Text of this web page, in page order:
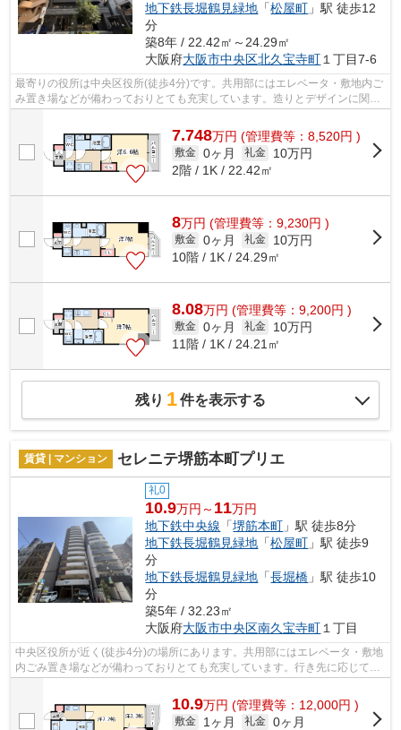
地下鉄長堀鶴見緑地 「松屋町 」駅 徒歩12
分
築8年 / 22.42㎡～24.29㎡
大阪府大阪市中央区北久宝寺町 １丁目7-6
最寄りの役所は中央区役所(徒歩4分)です。共用部にはエレベータ・敷地内ご
み置き場などが備わっておりとても充実しています。造りとデザインに関し
7.748万円 (管理費等：8,520円 )
敷金 0ヶ月 礼金
10万円
2階 / 1K / 22.42㎡
8万円 (管理費等：9,230円 )
敷金 0ヶ月 礼金
10万円
10階 / 1K / 24.29㎡
8.08万円 (管理費等：9,200円 )
敷金 0ヶ月 礼金
10万円
11階 / 1K / 24.21㎡
残り 1件を表示する
賃貸 | マンション セレニテ堺筋本町プリエ
礼0
10.9万円～ 11万円
地下鉄中央線 「堺筋本町 」駅 徒歩8分
地下鉄長堀鶴見緑地 「松屋町 」駅 徒歩9
分
地下鉄長堀鶴見緑地 「長堀橋 」駅 徒歩10
分
築5年 / 32.23㎡
大阪府大阪市中央区南久宝寺町 １丁目
中央区役所が近く(徒歩4分)の場所にあります。共用部にはエレベータ・敷地
内ごみ置き場などが備わっておりとても充実しています。行き先に応じて駅
10.9万円 (管理費等：12,000円 )
敷金 1ヶ月 礼金 0ヶ月